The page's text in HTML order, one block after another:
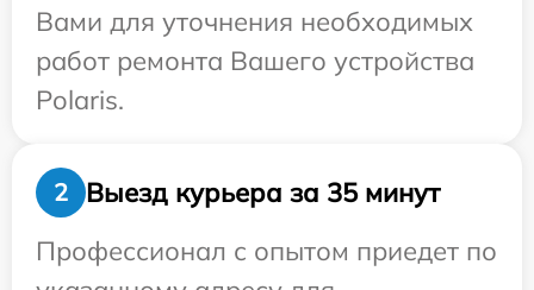
Вами для уточнения необходимых
работ ремонта Вашего устройства
Polaris.
2
Выезд курьера за 35 минут
Профессионал с опытом приедет по